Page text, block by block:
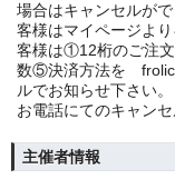
場合はキャンセルが
客様はマイページよ
客様は①12桁のご注
数⑤決済方法を
ルでお知らせ下さい。
お電話にてのキャン
主催者情報